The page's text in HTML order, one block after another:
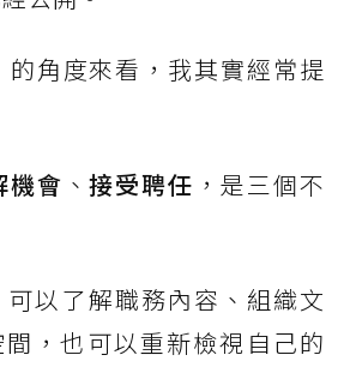
角度來看，我其實經常提
機會 、接受聘任 ，是三個不
以了解職務內容、組織文
，也可以重新檢視自己的